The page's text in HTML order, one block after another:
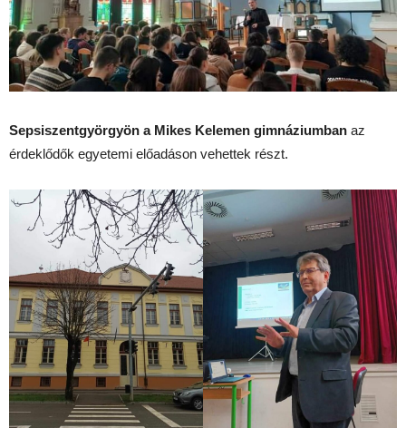
Sepsiszentgyörgyön a Mikes Kelemen gimnáziumban az
érdeklődők egyetemi előadáson vehettek részt.